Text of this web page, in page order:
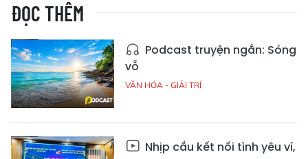
ĐỌC THÊM
Podcast truyện ngắn: Sóng
vỗ
VĂN HÓA - GIẢI TRÍ
Nhịp cầu kết nối tình yêu ví,